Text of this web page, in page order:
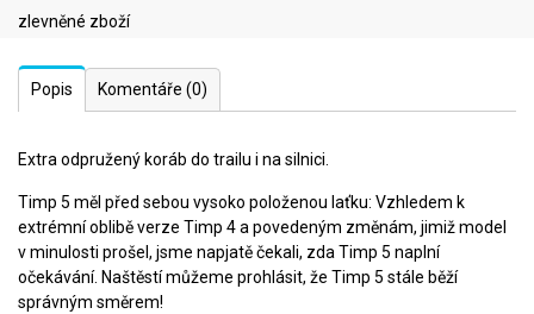
zlevněné zboží
Popis Komentáře (0)
Extra odpružený koráb do trailu i na silnici.
Timp 5 měl před sebou vysoko položenou laťku: Vzhledem k
extrémní oblibě verze Timp 4 a povedeným změnám, jimiž model
v minulosti prošel, jsme napjatě čekali, zda Timp 5 naplní
očekávání. Naštěstí můžeme prohlásit, že Timp 5 stále běží
správným směrem!